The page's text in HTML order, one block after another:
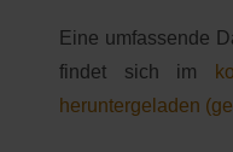
Eine umfassende
findet sich im
heruntergeladen